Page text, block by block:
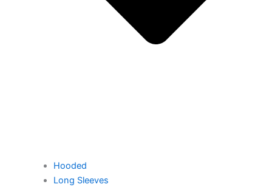
Hooded
Long Sleeves